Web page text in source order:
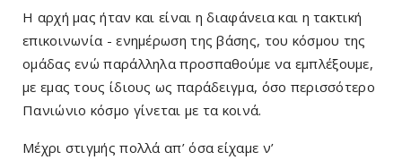
Η αρχή μας ήταν και είναι η διαφάνεια και η τακτική
επικοινωνία - ενημέρωση της βάσης, του κόσμου της
ομάδας ενώ παράλληλα προσπαθούμε να εμπλέξουμε,
με εμας τους ίδιους ως παράδειγμα, όσο περισσότερο
Πανιώνιο κόσμο γίνεται με τα κοινά.
Μέχρι στιγμής πολλά απ’ όσα είχαμε ν’